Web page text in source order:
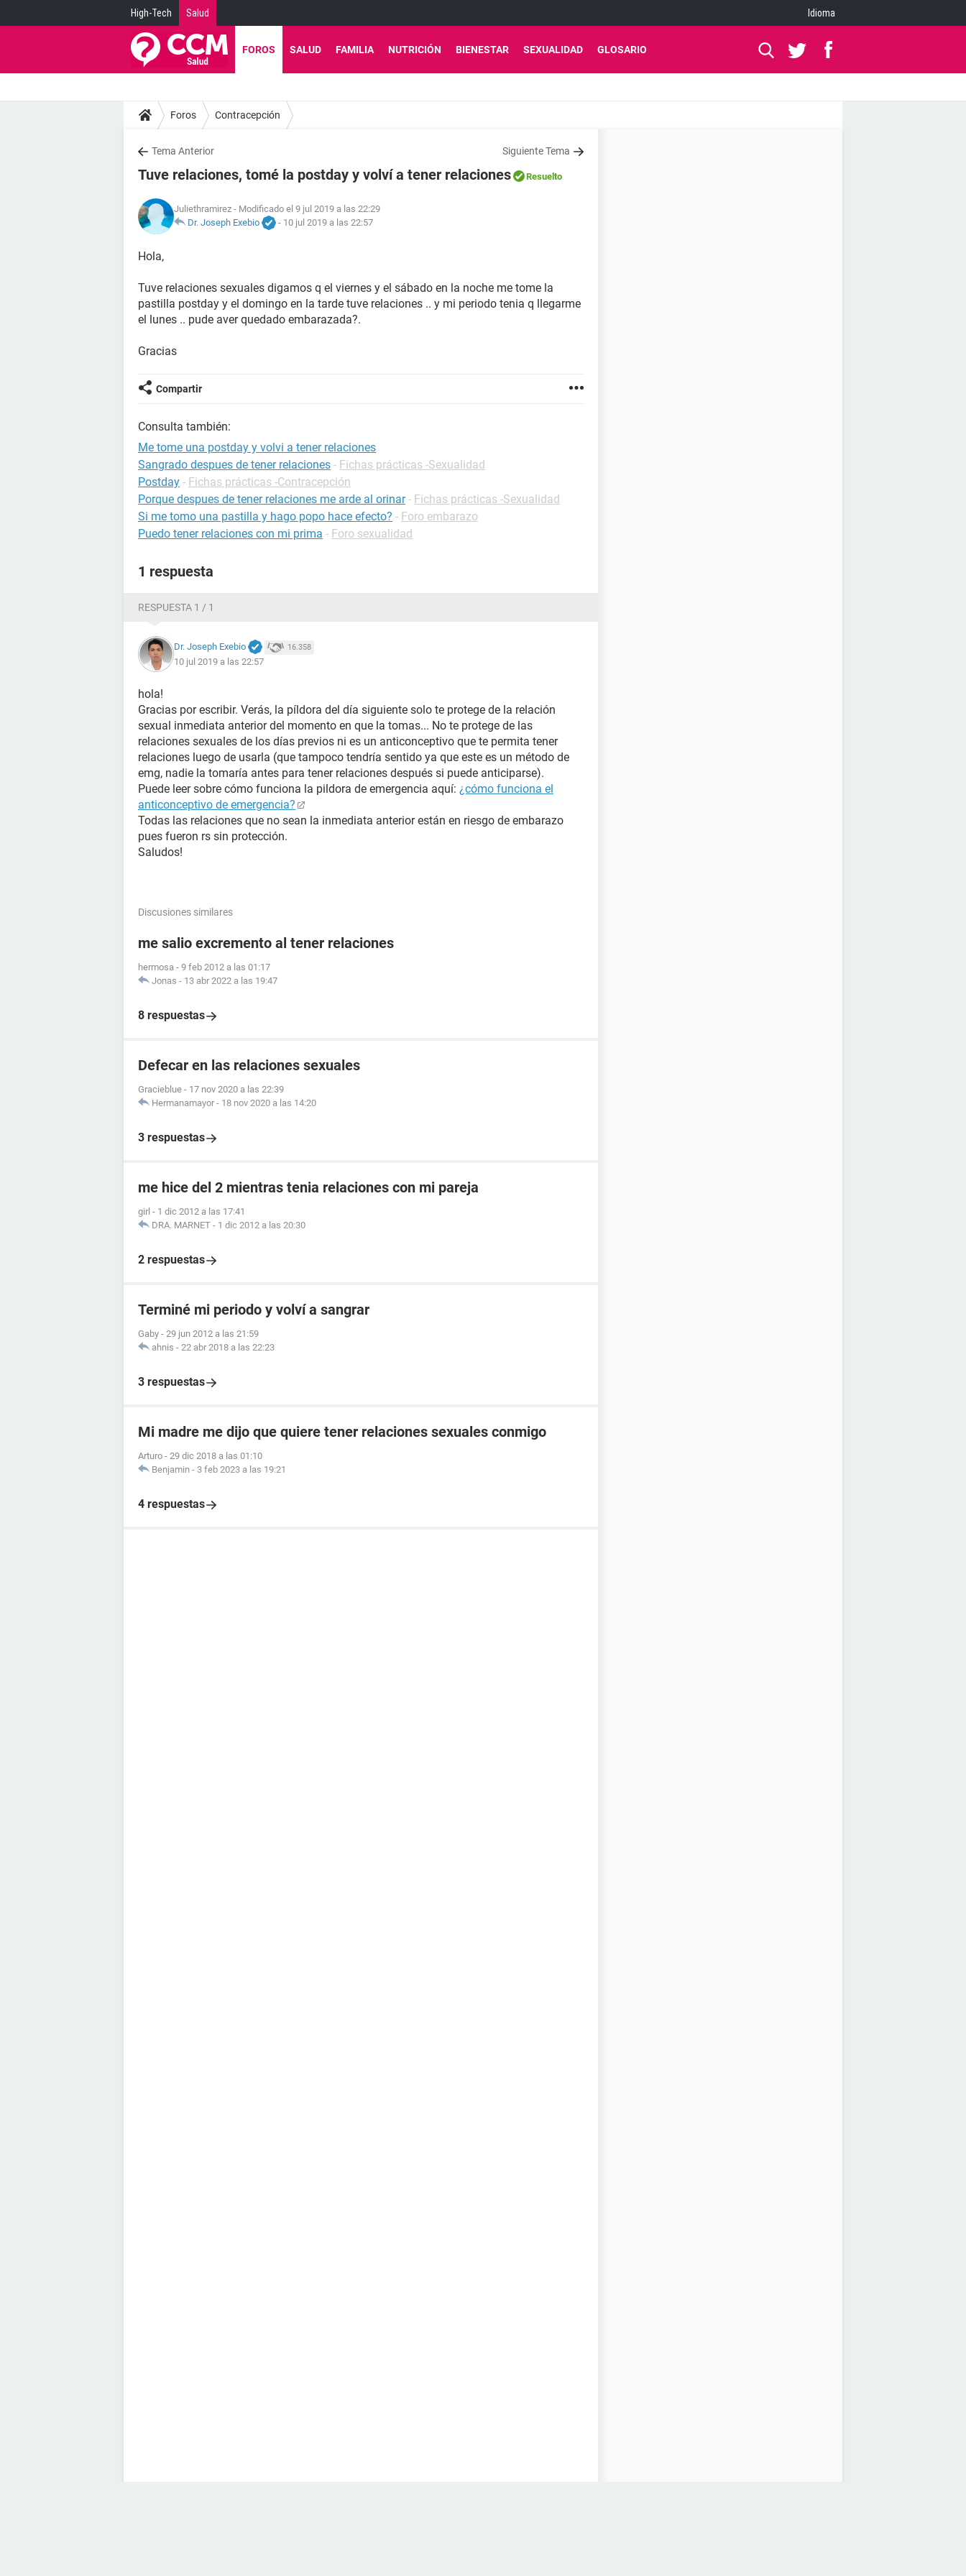
High-Tech Salud Idioma
FOROS SALUD FAMILIA NUTRICIÓN BIENESTAR SEXUALIDAD GLOSARIO
Foros Contracepción
Tema Anterior Siguiente Tema
Tuve relaciones, tomé la postday y volví a tener relaciones Resuelto
Juliethramirez - Modificado el 9 jul 2019 a las 22:29
Dr. Joseph Exebio
- 10 jul 2019 a las 22:57
Hola,
Tuve relaciones sexuales digamos q el viernes y el sábado en la noche me tome la
pastilla postday y el domingo en la tarde tuve relaciones .. y mi periodo tenia q llegarme
el lunes .. pude aver quedado embarazada?.
Gracias
Compartir
Consulta también:
Me tome una postday y volvi a tener relaciones
Sangrado despues de tener relaciones - Fichas prácticas -Sexualidad
Postday - Fichas prácticas -Contracepción
Porque despues de tener relaciones me arde al orinar - Fichas prácticas -Sexualidad
Si me tomo una pastilla y hago popo hace efecto? - Foro embarazo
Puedo tener relaciones con mi prima - Foro sexualidad
1 respuesta
RESPUESTA 1 / 1
Dr. Joseph Exebio 16.358
10 jul 2019 a las 22:57
hola!
Gracias por escribir. Verás, la píldora del día siguiente solo te protege de la relación
sexual inmediata anterior del momento en que la tomas... No te protege de las
relaciones sexuales de los días previos ni es un anticonceptivo que te permita tener
relaciones luego de usarla (que tampoco tendría sentido ya que este es un método de
emg, nadie la tomaría antes para tener relaciones después si puede anticiparse).
Puede leer sobre cómo funciona la pildora de emergencia aquí: ¿cómo funciona el
anticonceptivo de emergencia?
Todas las relaciones que no sean la inmediata anterior están en riesgo de embarazo
pues fueron rs sin protección.
Saludos!
Discusiones similares
me salio excremento al tener relaciones
hermosa - 9 feb 2012 a las 01:17
Jonas - 13 abr 2022 a las 19:47
8 respuestas
Defecar en las relaciones sexuales
Gracieblue - 17 nov 2020 a las 22:39
Hermanamayor - 18 nov 2020 a las 14:20
3 respuestas
me hice del 2 mientras tenia relaciones con mi pareja
girl - 1 dic 2012 a las 17:41
DRA. MARNET - 1 dic 2012 a las 20:30
2 respuestas
Terminé mi periodo y volví a sangrar
Gaby - 29 jun 2012 a las 21:59
ahnis - 22 abr 2018 a las 22:23
3 respuestas
Mi madre me dijo que quiere tener relaciones sexuales conmigo
Arturo - 29 dic 2018 a las 01:10
Benjamin - 3 feb 2023 a las 19:21
4 respuestas